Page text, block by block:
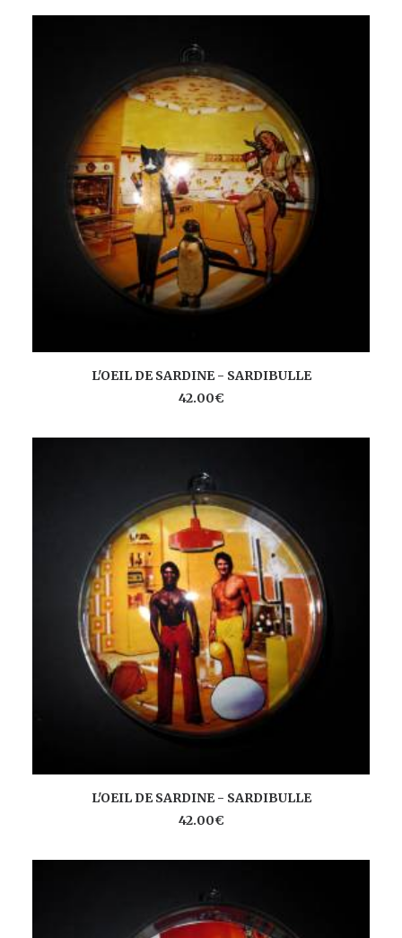
AJOUTER AU PANIER
L'OEIL DE SARDINE - SARDIBULLE
42.00€
AJOUTER AU PANIER
L'OEIL DE SARDINE - SARDIBULLE
42.00€